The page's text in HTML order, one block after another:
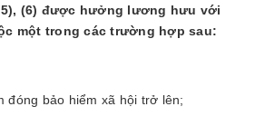
(6) được hưởng lương hưu với
một trong các trường hợp sau:
đóng bảo hiểm xã hội trở lên;